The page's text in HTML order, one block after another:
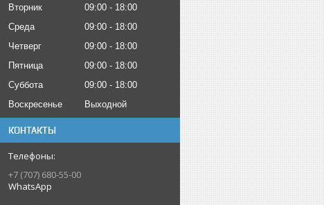
Вторник
09:00
18:00
Среда
09:00
18:00
Четверг
09:00
18:00
Пятница
09:00
18:00
Суббота
09:00
18:00
Воскресенье
Выходной
КОНТАКТЫ
+7 (707) 680-55-00
WhatsApp